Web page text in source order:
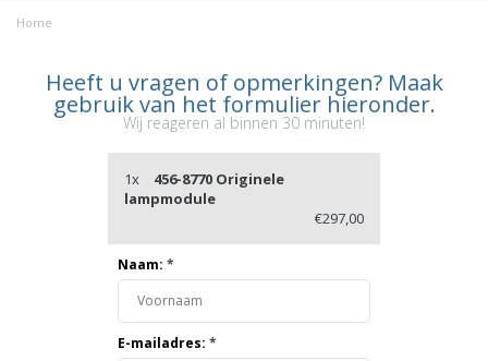
Home
Heeft u vragen of opmerkingen? Maak
gebruik van het formulier hieronder.
Wij reageren al binnen 30 minuten!
1x
456-8770 Originele
lampmodule
€297,00
Naam: *
E-mailadres: *